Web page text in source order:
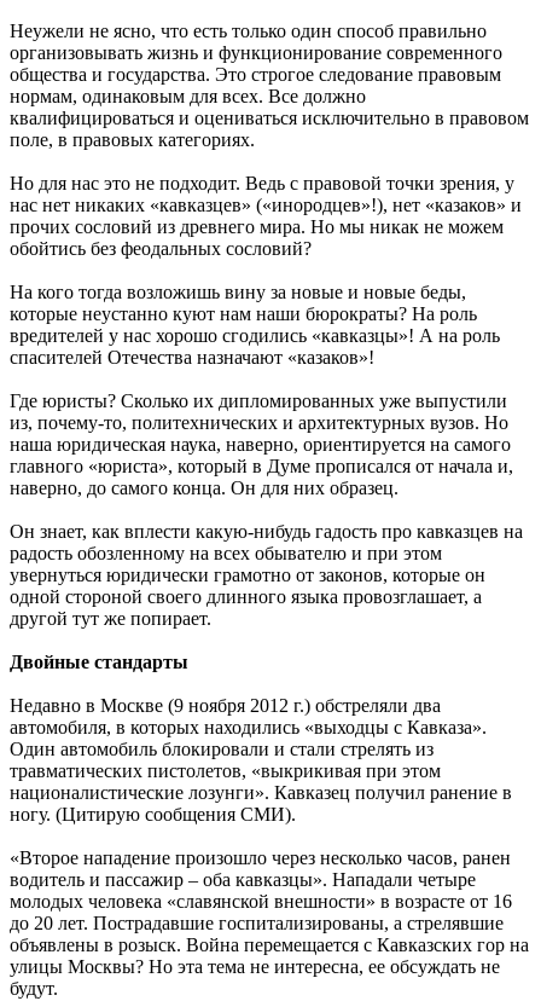
Неужели не ясно, что есть только один способ правильно
организовывать жизнь и функционирование современного
общества и государства. Это строгое следование правовым
нормам, одинаковым для всех. Все должно
квалифицироваться и оцениваться исключительно в правовом
поле, в правовых категориях.
Но для нас это не подходит. Ведь с правовой точки зрения, у
нас нет никаких «кавказцев» («инородцев»!), нет «казаков» и
прочих сословий из древнего мира. Но мы никак не можем
обойтись без феодальных сословий?
На кого тогда возложишь вину за новые и новые беды,
которые неустанно куют нам наши бюрократы? На роль
вредителей у нас хорошо сгодились «кавказцы»! А на роль
спасителей Отечества назначают «казаков»!
Где юристы? Сколько их дипломированных уже выпустили
из, почему-то, политехнических и архитектурных вузов. Но
наша юридическая наука, наверно, ориентируется на самого
главного «юриста», который в Думе прописался от начала и,
наверно, до самого конца. Он для них образец.
Он знает, как вплести какую-нибудь гадость про кавказцев на
радость обозленному на всех обывателю и при этом
увернуться юридически грамотно от законов, которые он
одной стороной своего длинного языка провозглашает, а
другой тут же попирает.
Двойные стандарты
Недавно в Москве (9 ноября 2012 г.) обстреляли два
автомобиля, в которых находились «выходцы с Кавказа».
Один автомобиль блокировали и стали стрелять из
травматических пистолетов, «выкрикивая при этом
националистические лозунги». Кавказец получил ранение в
ногу. (Цитирую сообщения СМИ).
«Второе нападение произошло через несколько часов, ранен
водитель и пассажир – оба кавказцы». Нападали четыре
молодых человека «славянской внешности» в возрасте от 16
до 20 лет. Пострадавшие госпитализированы, а стрелявшие
объявлены в розыск. Война перемещается с Кавказских гор на
улицы Москвы? Но эта тема не интересна, ее обсуждать не
будут.